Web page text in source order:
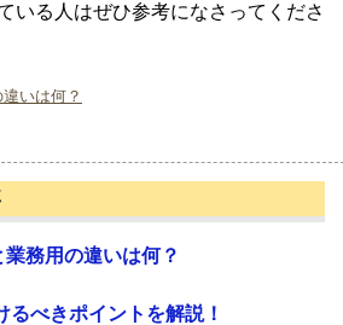
いる人はぜひ参考になさってくださ
いは何？
務用の違いは何？
べきポイントを解説！